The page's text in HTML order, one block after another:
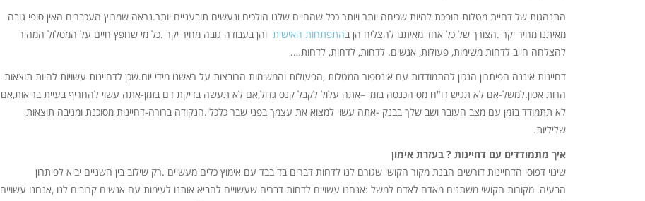
התנהגות של דחיית מטלות הופכת להיות שכיחה יותר ויותר ככל שהחיים שלנו הולכים ונעשים תובעניים יותר.נראה שמרוץ העכברים האין סופי גובה
מאיתנו מחיר יקר .הצורך של כל אחד מאיתנו להצליח הן בהתפתחות האישית והן בעבודה גובה מחיר יקר .כל מי שחפץ חיים על המסלול המהיר
להצלחה חייב לדחות משימות, פעולות, אנשים. לדחות, לדחות, לדחות….
דחיינות איננה הפיתרון הנכון להתמודדות עם אינספור המטלות ,הפעולות והמשימות הרובצות על ראשנו מידי יום.שכן לדחיינות עשויות להיות תוצאות
הרות אסון.למשל-אם לא תגיש דו"ח מס הכנסה בזמן –אתה עלול לקבל קנס גדול,אם לא תעשה בדיקת דם בזמן-אתה עשוי להחריף בעיית בריאות,אם
לא תתמודד בזמן עם מצב העובר ושב שלך בבנק -אתה עשוי למצוא את עצמך בפני שבר כלכלי.הנקודה ברורה-דחיינות מסוכנת ומניבה תוצאות
שליליות.
איך מתמודדים עם דחיינות ? בעזרת אימון
שינוי דפוסי הדחיינות דורשים הבנת מקור הקושי שגורם לנו לדחות דברים בד בבד עם אימוץ כלים מעשיים .רק שילוב בין השניים יביא לפיתרון
הבעיה. מקורות הקושי משתנים מאדם לאדם למשל :אנחנו עשויים לדחות דברים שעשויים להביא אותנו לעימות עם אנשים קרובים לנו ,אנחנו עשויים